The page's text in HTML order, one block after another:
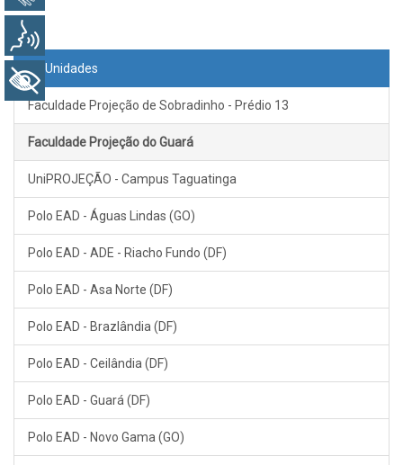
Unidades
Faculdade Projeção de Sobradinho - Prédio 13
Faculdade Projeção do Guará
UniPROJEÇÃO - Campus Taguatinga
Polo EAD - Águas Lindas (GO)
Polo EAD - ADE - Riacho Fundo (DF)
Polo EAD - Asa Norte (DF)
Polo EAD - Brazlândia (DF)
Polo EAD - Ceilândia (DF)
Polo EAD - Guará (DF)
Polo EAD - Novo Gama (GO)